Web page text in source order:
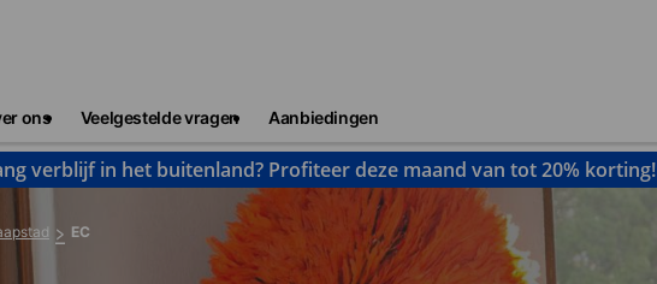
ons Veelgestelde vragen Aanbiedingen
verblijf in het buitenland? Profiteer deze maand van tot 20% korting!
EC